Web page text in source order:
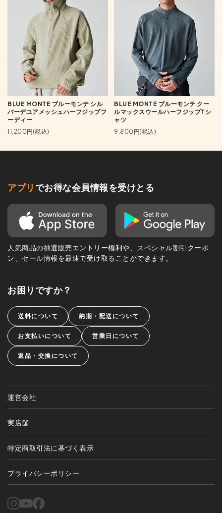
BLUE MONTE ブルーモンテ シル
バーデユアメッシュハーフジップフ
ーディー
11,200円(税込)
BLUE MONTE ブルーモンテ クー
ルマックスウールハーフジップTシ
ャツ
9,800円(税込)
アプリ でお得な会員情報を受けとる
人気商品の抽選販売エントリー権利や、スペシャル割引クーポ
ン、セール情報を最速で受け取ることができます。
お困りですか？
送料について 納期・配送について
お支払いについて 営業日について
返品・交換について
運営会社
実店舗
特定商取引法に基づく表示
プライバシーポリシー